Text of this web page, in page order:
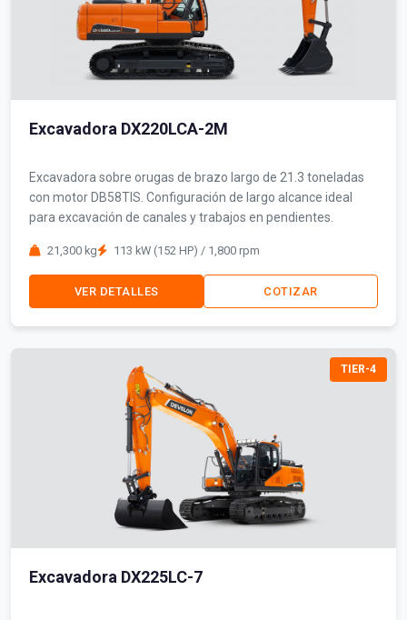
Excavadora DX220LCA-2M
Excavadora sobre orugas de brazo largo de 21.3 toneladas
con motor DB58TIS. Configuración de largo alcance ideal
para excavación de canales y trabajos en pendientes.
21,300 kg 113 kW (152 HP) / 1,800 rpm
VER DETALLES COTIZAR
TIER-4
Excavadora DX225LC-7